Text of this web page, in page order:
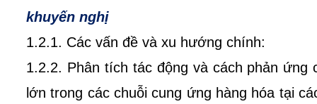
khuyến nghị
1.2.1. Các vấn đề và xu hướng chính:
1.2.2. Phân tích tác động và cách phản ứng
lớn trong các chuỗi cung ứng hàng hóa tại